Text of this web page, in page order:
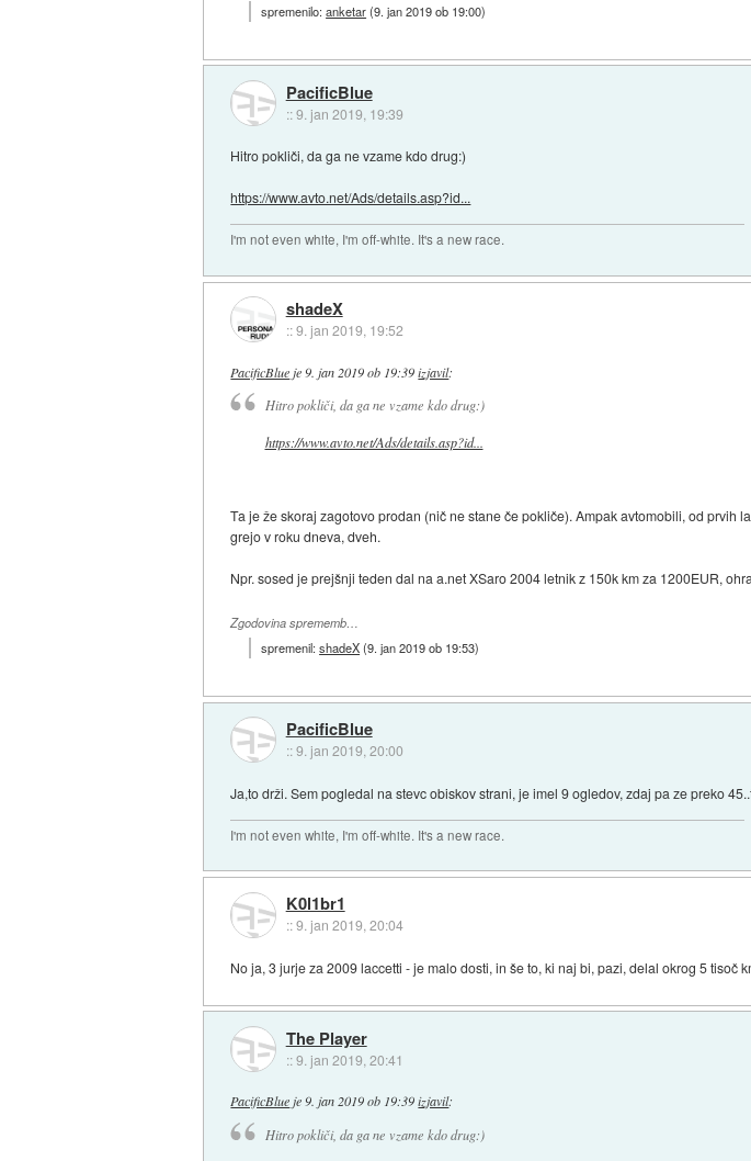
spremenilo:anketar(9. jan 2019 ob 19:00)
PacificBlue
::9. jan 2019, 19:39
Hitro pokliči, da ga ne vzame kdo drug:)
https://www.avto.net/Ads/details.asp?id...
I'm not even white, I'm off-white. It's a new race.
shadeX
::9. jan 2019, 19:52
PacificBlue je 9. jan 2019 ob 19:39 izjavil:
Hitro pokliči, da ga ne vzame kdo drug:)
https://www.avto.net/Ads/details.asp?id...
Ta je že skoraj zagotovo prodan (nič ne stane če pokliče). Ampak avtomobili, od
grejo v roku dneva, dveh.
Npr. sosed je prejšnji teden dal na a.net XSaro 2004 letnik z 150k km za 1200EUR,
Zgodovina sprememb…
spremenil:shadeX(9. jan 2019 ob 19:53)
PacificBlue
::9. jan 2019, 20:00
Ja,to drži. Sem pogledal na stevc obiskov strani, je imel 9 ogledov, zdaj pa ze preko
I'm not even white, I'm off-white. It's a new race.
K0l1br1
::9. jan 2019, 20:04
No ja, 3 jurje za 2009 laccetti - je malo dosti, in še to, ki naj bi, pazi, delal okrog 5 tisoč
The Player
::9. jan 2019, 20:41
PacificBlueje9. jan 2019 ob 19:39 izjavil:
Hitro pokliči, da ga ne vzame kdo drug:)